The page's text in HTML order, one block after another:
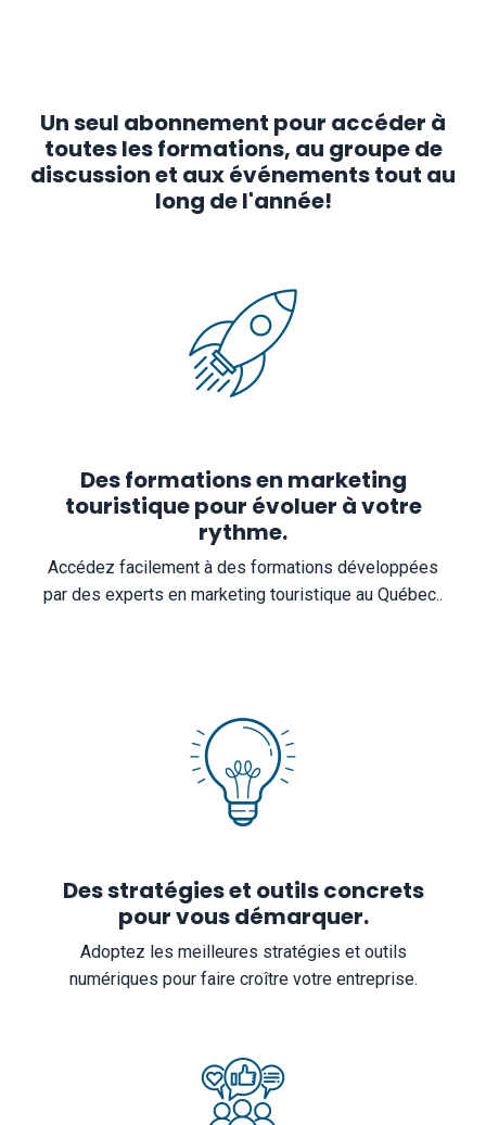
Un seul abonnement pour accéder à
toutes les formations, au groupe de
discussion et aux événements tout au
long de l'année!
Des formations en marketing
touristique pour évoluer à votre
rythme.
Accédez facilement à des formations développées
par des experts en marketing touristique au Québec..
Des stratégies et outils concrets
pour vous démarquer.
Adoptez les meilleures stratégies et outils
numériques pour faire croître votre entreprise.